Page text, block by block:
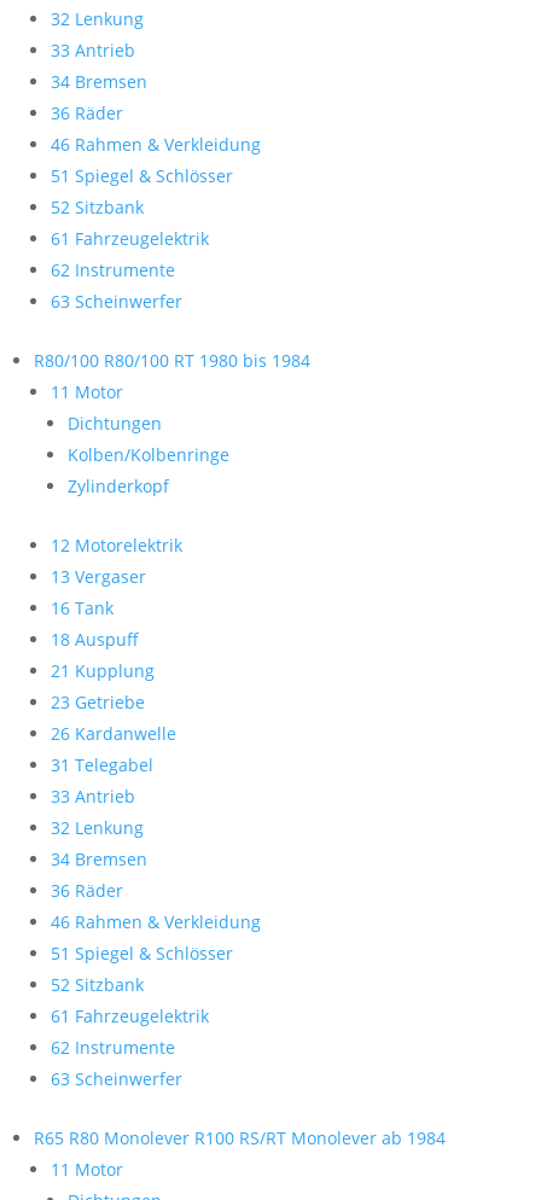
32 Lenkung
33 Antrieb
34 Bremsen
36 Räder
46 Rahmen & Verkleidung
51 Spiegel & Schlösser
52 Sitzbank
61 Fahrzeugelektrik
62 Instrumente
63 Scheinwerfer
R80/100 R80/100 RT 1980 bis 1984
11 Motor
Dichtungen
Kolben/Kolbenringe
Zylinderkopf
12 Motorelektrik
13 Vergaser
16 Tank
18 Auspuff
21 Kupplung
23 Getriebe
26 Kardanwelle
31 Telegabel
33 Antrieb
32 Lenkung
34 Bremsen
36 Räder
46 Rahmen & Verkleidung
51 Spiegel & Schlösser
52 Sitzbank
61 Fahrzeugelektrik
62 Instrumente
63 Scheinwerfer
R65 R80 Monolever R100 RS/RT Monolever ab 1984
11 Motor